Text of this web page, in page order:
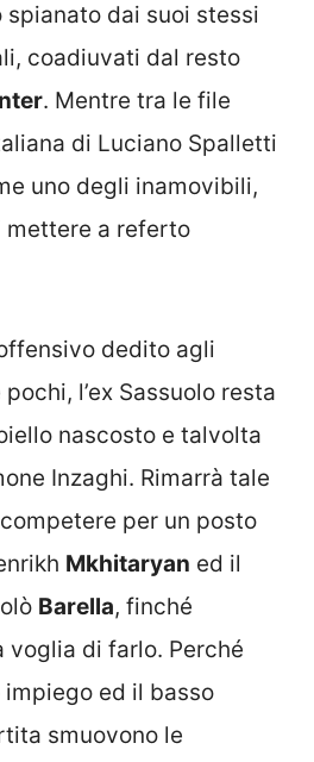
spianato dai suoi stessi
coadiuvati dal resto
. Mentre tra le file
di Luciano Spalletti
uno degli inamovibili,
mettere a referto
dedito agli
l’ex Sassuolo resta
nascosto e talvolta
Inzaghi. Rimarrà tale
per un posto
Mkhitaryan ed il
Barella, finché
voglia di farlo. Perché
ed il basso
smuovono le